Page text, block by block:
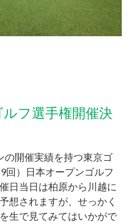
フ選手権開催決
の開催実績を持つ東京ゴ
回）日本オープンゴルフ
日当日は柏原から川越に
想されますが、せっかく
生で見てみてはいかがで